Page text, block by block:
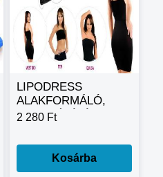
LIPODRESS
ALAKFORMÁLÓ,
KARCSÚSÍTÓ
Zökkenőmentes Test
Alakító Mágikus
ruha Utimate 3 in 1
2 280 Ft
Kosárba